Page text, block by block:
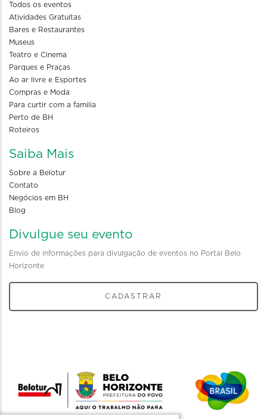
Todos os eventos
Atividades Gratuitas
Bares e Restaurantes
Museus
Teatro e Cinema
Parques e Praças
Ao ar livre e Esportes
Compras e Moda
Para curtir com a familia
Perto de BH
Roteiros
Saiba Mais
Sobre a Belotur
Contato
Negócios em BH
Blog
Divulgue seu evento
Envio de informações para divulgação de eventos no Portal Belo
Horizonte
CADASTRAR